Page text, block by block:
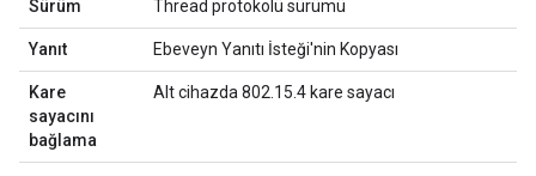
Sürüm Thread protokolü sürümü
Yanıt Ebeveyn Yanıtı İsteği'nin Kopyası
Kare
sayacını
bağlama
Alt cihazda 802.15.4 kare sayacı